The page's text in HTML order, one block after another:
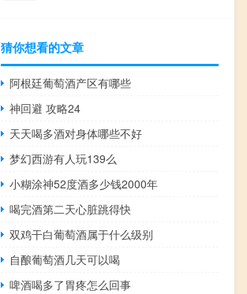
猜你想看的文章
阿根廷葡萄酒产区有哪些
神回避 攻略24
天天喝多酒对身体哪些不好
梦幻西游有人玩139么
小糊涂神52度酒多少钱2000年
喝完酒第二天心脏跳得快
双鸡干白葡萄酒属于什么级别
自酿葡萄酒几天可以喝
啤酒喝多了胃疼怎么回事